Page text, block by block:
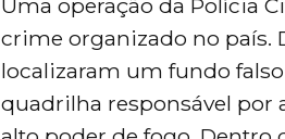
Uma operação da Polícia
crime organizado no país.
localizaram um fundo
quadrilha responsável por